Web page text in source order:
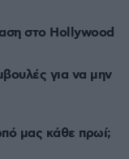
στο Hollywood
για να μην
μας κάθε πρωί;